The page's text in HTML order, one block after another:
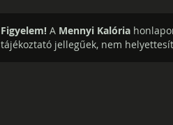
Figyelem! A Mennyi Kalória
tájékoztató jellegűek, nem